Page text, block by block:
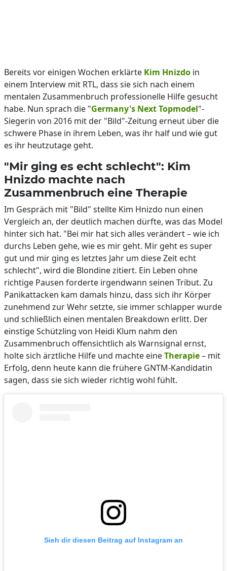
Bereits vor einigen Wochen erklärte Kim Hnizdo in
einem Interview mit RTL, dass sie sich nach einem
mentalen Zusammenbruch professionelle Hilfe gesucht
habe. Nun sprach die "Germany's Next Topmodel"-
Siegerin von 2016 mit der "Bild"-Zeitung erneut über die
schwere Phase in ihrem Leben, was ihr half und wie gut
es ihr heutzutage geht.
"Mir ging es echt schlecht": Kim
Hnizdo machte nach
Zusammenbruch eine Therapie
Im Gespräch mit "Bild" stellte Kim Hnizdo nun einen
Vergleich an, der deutlich machen dürfte, was das Model
hinter sich hat. "Bei mir hat sich alles verändert – wie ich
durchs Leben gehe, wie es mir geht. Mir geht es super
gut und mir ging es letztes Jahr um diese Zeit echt
schlecht", wird die Blondine zitiert. Ein Leben ohne
richtige Pausen forderte irgendwann seinen Tribut. Zu
Panikattacken kam damals hinzu, dass sich ihr Körper
zunehmend zur Wehr setzte, sie immer schlapper wurde
und schließlich einen mentalen Breakdown erlitt. Der
einstige Schützling von Heidi Klum nahm den
Zusammenbruch offensichtlich als Warnsignal ernst,
holte sich ärztliche Hilfe und machte eineTherapie– mit
Erfolg, denn heute kann die frühere GNTM-Kandidatin
sagen, dass sie sich wieder richtig wohl fühlt.
Sieh dir diesen Beitrag auf Instagram an